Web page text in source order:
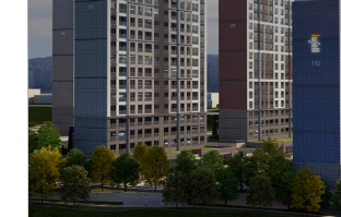
현장 대구광역시 수성구 파동 68-7
시행 우리자산신탁[(주)수성레이크]
시공 (주)우방
세대수 394세대
분양문의 1566-2990